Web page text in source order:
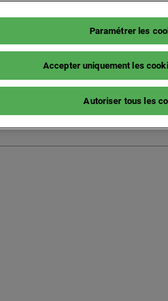
Paramétrer les
Accepter uniquement les
Autoriser tous les